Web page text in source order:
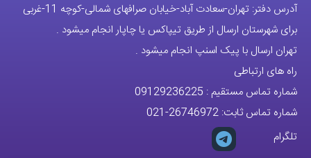
آدرس دفتر: تهران-سعادت آباد-خیابان صرافهای شمالی-کوچه 11-غربی
برای شهرستان ارسال از طریق تیپاکس یا چاپار انجام میشود .
تهران ارسال با پیک اسنپ انجام میشود .
راه های ارتباطی
شماره تماس مستقیم : 09129236225
شماره تماس ثابت: 26746972
-021
تلگرام